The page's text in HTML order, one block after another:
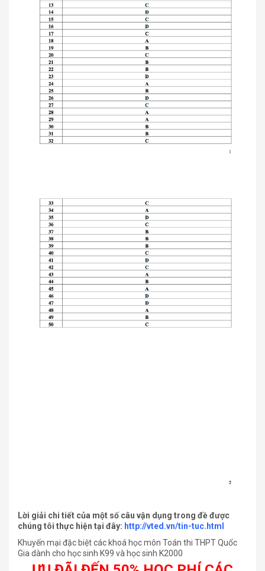
Lời giải chi tiết của một số câu vận dụng trong đề được
chúng tôi thực hiện tại đây: http://vted.vn/tin-tuc.html
Khuyến mại đặc biệt các khoá học môn Toán thi THPT Quốc
Gia dành cho học sinh K99 và học sinh K2000